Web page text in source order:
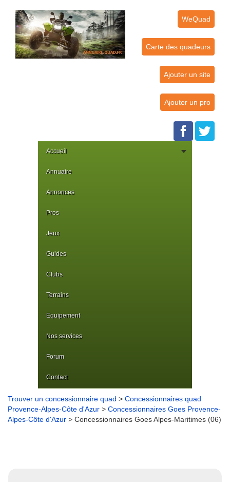
WeQuad
Carte des quadeurs
Ajouter un site
Ajouter un pro
Accueil
Annuaire
Annonces
Pros
Jeux
Guides
Clubs
Terrains
Equipement
Nos services
Forum
Contact
Trouver un concessionnaire quad > Concessionnaires quad
Provence-Alpes-Côte d'Azur > Concessionnaires Goes Provence-
Alpes-Côte d'Azur > Concessionnaires Goes Alpes-Maritimes (06)